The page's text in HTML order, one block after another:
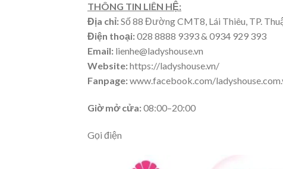
THÔNG TIN LIÊN HỆ:
Địa chỉ:Số 88 Đường CMT8, Lái Thiêu, TP.
Điện thoại:028 8888 9393 & 0934 929 393
Email: lienhe@ladyshouse.vn
Website:https://ladyshouse.vn/
Fanpage:www.facebook.com/
Giờ mở cửa:08:00–20:00
Gọi điện